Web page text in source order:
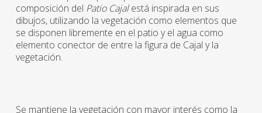
composición del Patio Cajalestá inspirada en sus
dibujos, utilizando la vegetación como elementos que
se disponen libremente en el patio y el agua como
elemento conector de entre la figura de Cajal y la
vegetación.
Se mantiene la vegetación con mayor interés como la